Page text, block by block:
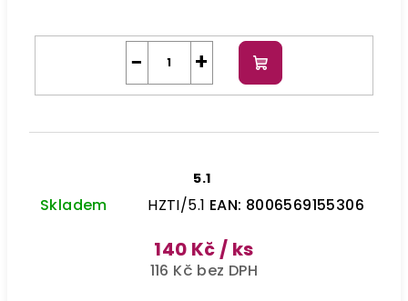
+
− Do
košíku
5.1
Skladem HZTI/5.1 EAN: 8006569155306
140 Kč / ks
116 Kč bez DPH